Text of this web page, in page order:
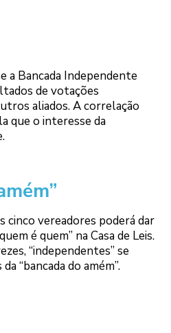
a Bancada Independente
de votações
aliados. A correlação
que o interesse da
cinco vereadores poderá dar
é quem” na Casa de Leis.
“independentes” se
“bancada do amém”.